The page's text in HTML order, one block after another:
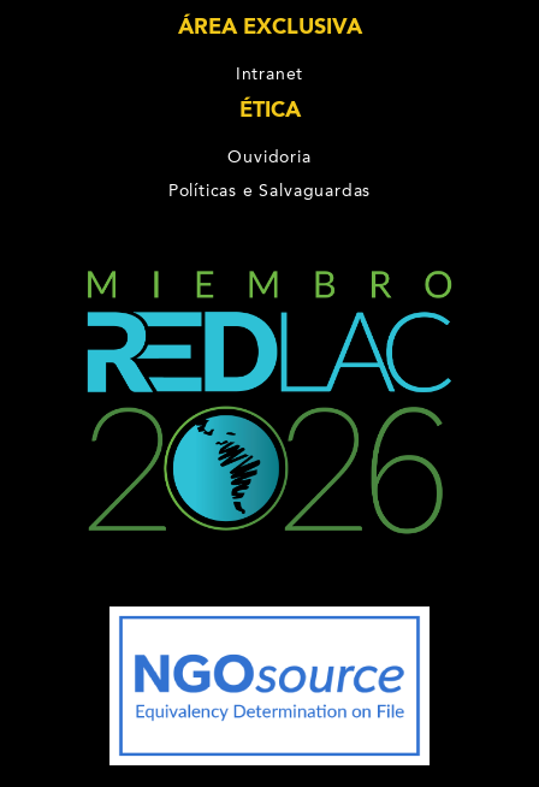
ÁREA EXCLUSIVA
Intranet
ÉTICA
Ouvidoria
Políticas e Salvaguardas